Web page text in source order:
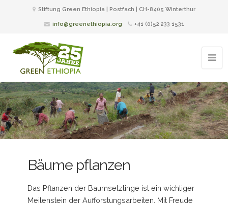
Stiftung Green Ethiopia | Postfach | CH-8405 Winterthur
info@greenethiopia.org +41 (0)52 233 1531
Bäume pflanzen
Das Pflanzen der Baumsetzlinge ist ein wichtiger
Meilenstein der Aufforstungsarbeiten. Mit Freude